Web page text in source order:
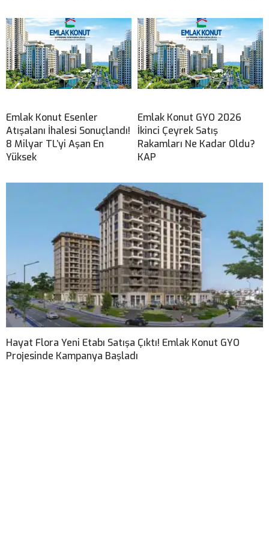
Emlak Konut Esenler
Atışalanı İhalesi Sonuçlandı!
8 Milyar TL’yi Aşan En
Yüksek
Emlak Konut GYO 2026
İkinci Çeyrek Satış
Rakamları Ne Kadar Oldu?
KAP
Hayat Flora Yeni Etabı Satışa Çıktı! Emlak Konut GYO
Projesinde Kampanya Başladı